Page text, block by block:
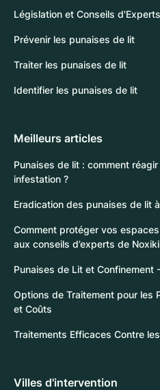
Législation et Conseils d'Experts
Prévenir les punaises de lit
Traiter les punaises de lit
Identifier les punaises de lit
Meilleurs articles
Punaises de lit : comment
infestation ?
Eradication des punaises de lit
Comment protéger vos
aux conseils d’experts de
Punaises de Lit et Confinement
Options de Traitement pour les
et Coûts
Traitements Efficaces Contre
Villes d'intervention